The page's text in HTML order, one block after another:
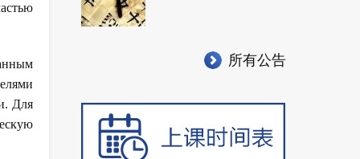
Для
所有公告